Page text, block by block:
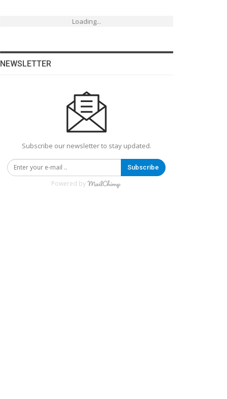
Loading...
NEWSLETTER
Subscribe our newsletter to stay updated.
Subscribe
Powered by